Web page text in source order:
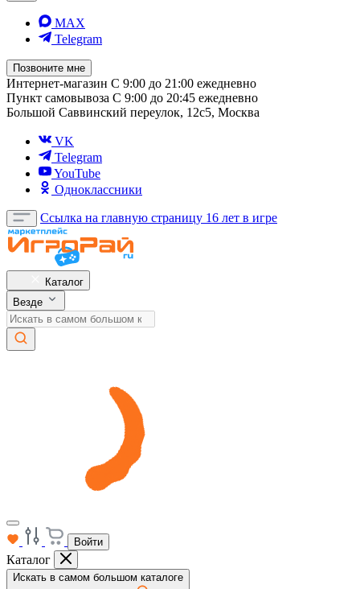
MAX
Telegram
Позвоните мне
Интернет-магазин С 9:00 до 21:00 ежедневно
Пункт самовывоза С 9:00 до 20:45 ежедневно
Большой Саввинский переулок, 12с5, Москва
VK
Telegram
YouTube
Одноклассники
Ссылка на главную страницу 16 лет в игре
Каталог
Везде
Войти
Каталог
Искать в самом большом каталоге